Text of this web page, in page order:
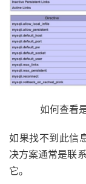
如何查看
如果找不到此信
决方案通常是联
它。